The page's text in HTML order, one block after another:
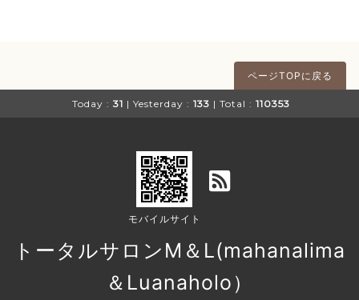
ページTOPに戻る
Today : 31 | Yesterday : 133 | Total : 110353
モバイルサイト
トータルサロンM＆L(mahanalima
＆Luanaholo）